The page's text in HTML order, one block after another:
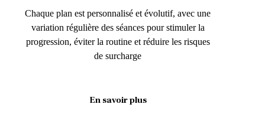
Chaque plan est personnalisé et évolutif, avec une
variation régulière des séances pour stimuler la
progression, éviter la routine et réduire les risques
de surcharge
En savoir plus